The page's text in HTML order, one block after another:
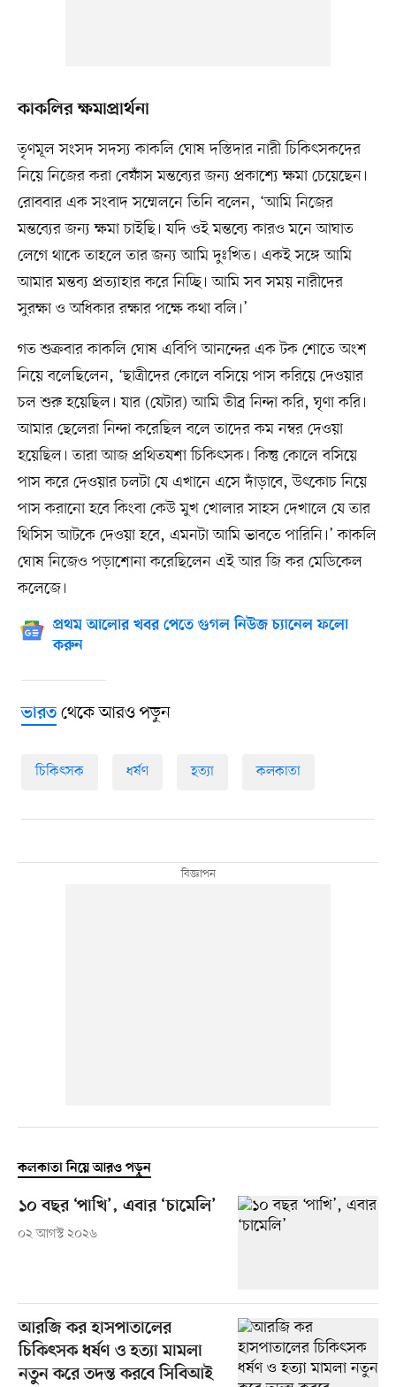
কাকলির ক্ষমাপ্রার্থনা
তৃণমূল সংসদ সদস্য কাকলি ঘোষ দস্তিদার নারী চিকিৎসকদের
নিয়ে নিজের করা বেফাঁস মন্তব্যের জন্য প্রকাশ্যে ক্ষমা চেয়েছেন।
রোববার এক সংবাদ সম্মেলনে তিনি বলেন, ‘আমি নিজের
মন্তব্যের জন্য ক্ষমা চাইছি। যদি ওই মন্তব্যে কারও মনে আঘাত
লেগে থাকে তাহলে তার জন্য আমি দুঃখিত। একই সঙ্গে আমি
আমার মন্তব্য প্রত্যাহার করে নিচ্ছি। আমি সব সময় নারীদের
সুরক্ষা ও অধিকার রক্ষার পক্ষে কথা বলি।’
গত শুক্রবার কাকলি ঘোষ এবিপি আনন্দের এক টক শোতে অংশ
নিয়ে বলেছিলেন, ‘ছাত্রীদের কোলে বসিয়ে পাস করিয়ে দেওয়ার
চল শুরু হয়েছিল। যার (যেটার) আমি তীব্র নিন্দা করি, ঘৃণা করি।
আমার ছেলেরা নিন্দা করেছিল বলে তাদের কম নম্বর দেওয়া
হয়েছিল। তারা আজ প্রথিতযশা চিকিৎসক। কিন্তু কোলে বসিয়ে
পাস করে দেওয়ার চলটা যে এখানে এসে দাঁড়াবে, উৎকোচ নিয়ে
পাস করানো হবে কিংবা কেউ মুখ খোলার সাহস দেখালে যে তার
থিসিস আটকে দেওয়া হবে, এমনটা আমি ভাবতে পারিনি।’ কাকলি
ঘোষ নিজেও পড়াশোনা করেছিলেন এই আর জি কর মেডিকেল
কলেজে।
প্রথম আলোর খবর পেতে গুগল নিউজ চ্যানেল ফলো
করুন
ভারতথেকে আরও পড়ুন
চিকিৎসক ধর্ষণ হত্যা কলকাতা
কলকাতা নিয়ে আরও পড়ুন
১০ বছর ‘পাখি’, এবার ‘চামেলি’
০২ আগস্ট ২০২৬
আরজি কর হাসপাতালের
চিকিৎসক ধর্ষণ ও হত্যা মামলা
নতুন করে তদন্ত করবে সিবিআই